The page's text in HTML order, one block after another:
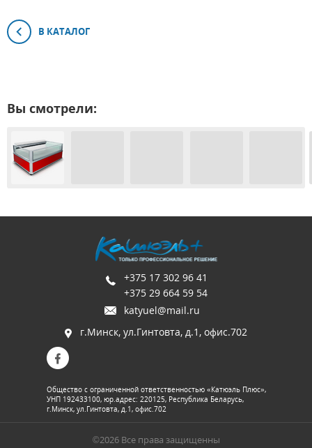
В КАТАЛОГ
Вы смотрели:
+375 17 302 96 41
+375 29 664 59 54
katyuel@mail.ru
г.Минск, ул.Гинтовта, д.1, офис.702
Общество с ограниченной ответственностью «Катюэль Плюс»,
УНП 192433100, юр.адрес: 220125, Республика Беларусь,
г.Минск, ул.Гинтовта, д.1, офис.702
©2026 Все права защищенны